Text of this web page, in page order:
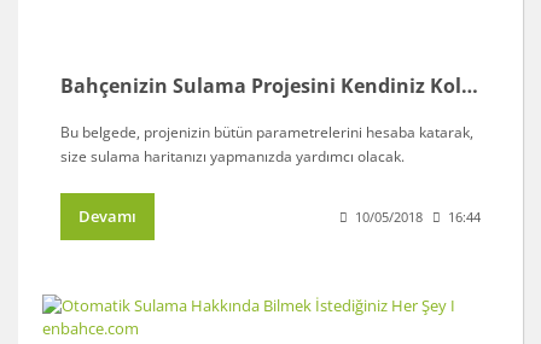
Bahçenizin Sulama Projesini Kendiniz Kolaylıkla Hazırlayabilirsiniz I enbahce.com
Bu belgede, projenizin bütün parametrelerini hesaba katarak,
size sulama haritanızı yapmanızda yardımcı olacak.
Devamı 10/05/2018 16:44